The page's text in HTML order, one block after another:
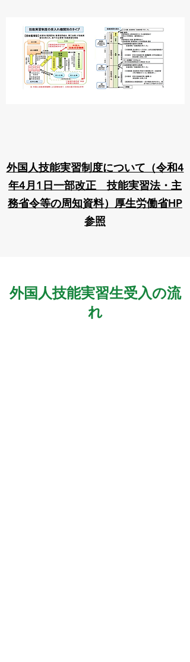
外国人技能実習制度について（令和4
年4月1日一部改正 技能実習法・主
務省令等の周知資料）厚生労働省HP
参照
外国人技能実習生受入の流
れ